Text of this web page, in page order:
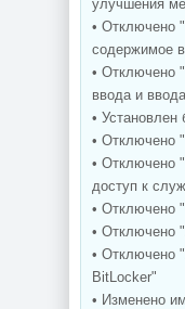
улучшения
• Отключено
содержимое
• Отключено
ввода и
• Установлен
• Отключено
• Отключено
доступ к
• Отключено
• Отключено
• Отключено
BitLocker"
• Изменено